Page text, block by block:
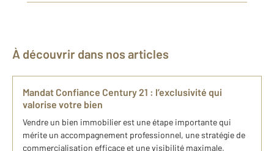
À découvrir dans nos articles
Mandat Confiance Century 21 : l’exclusivité qui
valorise votre bien
Vendre un bien immobilier est une étape importante qui
mérite un accompagnement professionnel, une stratégie de
commercialisation efficace et une visibilité maximale.